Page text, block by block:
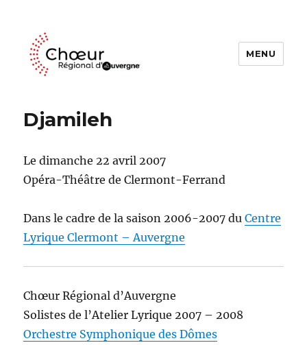
MENU
Djamileh
Le dimanche 22 avril 2007
Opéra-Théâtre de Clermont-Ferrand
Dans le cadre de la saison 2006-2007 duCentre
Lyrique Clermont – Auvergne
Chœur Régional d’Auvergne
Solistes de l’Atelier Lyrique 2007 – 2008
Orchestre Symphonique des Dômes